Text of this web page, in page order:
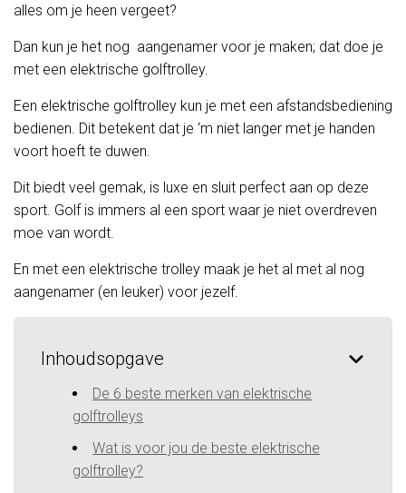
alles om je heen vergeet?
Dan kun je het nog aangenamer voor je maken; dat doe je
met een elektrische golftrolley.
Een elektrische golftrolley kun je met een afstandsbediening
bedienen. Dit betekent dat je ‘m niet langer met je handen
voort hoeft te duwen.
Dit biedt veel gemak, is luxe en sluit perfect aan op deze
sport. Golf is immers al een sport waar je niet overdreven
moe van wordt.
En met een elektrische trolley maak je het al met al nog
aangenamer (en leuker) voor jezelf.
Inhoudsopgave
De 6 beste merken van elektrische
golftrolleys
Wat is voor jou de beste elektrische
golftrolley?